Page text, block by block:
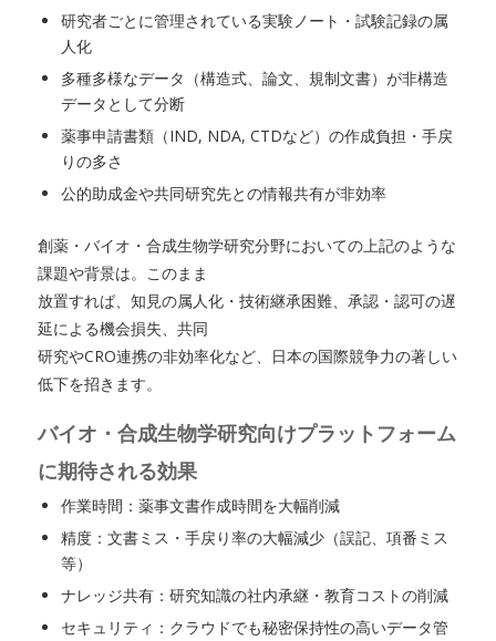
研究者ごとに管理されている実験ノート・試験記録の属
人化
多種多様なデータ（構造式、論文、規制文書）が非構造
データとして分断
薬事申請書類（IND, NDA, CTDなど）の作成負担・手戻
りの多さ
公的助成金や共同研究先との情報共有が非効率
創薬・バイオ・合成生物学研究分野においての上記のような
課題や背景は。このまま
放置すれば、知見の属人化・技術継承困難、承認・認可の遅
延による機会損失、共同
研究やCRO連携の非効率化など、日本の国際競争力の著しい
低下を招きます。
バイオ・合成生物学研究向けプラットフォーム
に期待される効果
作業時間：薬事文書作成時間を大幅削減
精度：文書ミス・手戻り率の大幅減少（誤記、項番ミス
等）
ナレッジ共有：研究知識の社内承継・教育コストの削減
セキュリティ：クラウドでも秘密保持性の高いデータ管